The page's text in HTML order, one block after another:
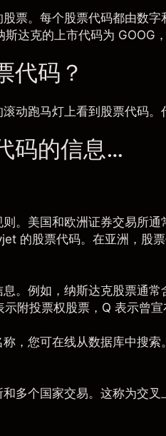
票。每个股票代码都由数字
达克的上市代码为 GOOG
代码？
动跑马灯上看到股票代码。
码的信息…
。美国和欧洲证券交易所
的股票代码。在亚洲，股
。 例如，纳斯达克股票通常
附投票权股票，Q 表示曾宣
，您可在线从数据库中搜
多个国家交易。这称为交叉